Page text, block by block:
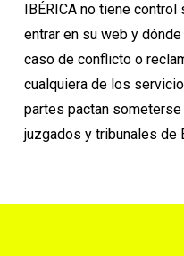
IBÉRICA no tiene
entrar en su web y
caso de conflicto o
cualquiera de los
partes pactan
juzgados y tribunales de